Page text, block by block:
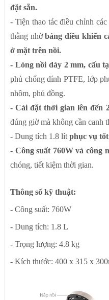
đặt sẵn.
- Tiện thao tác điều chỉnh
thằng nhờbảng điều khiển
ở mặt trên nồi.
- Lòng nồi dày 2 mm, cấu
phủ chống dính PTFE, lớp
nhôm, phủ đồng.
- Cài đặt thời gian lên đến
đúng giờ mà không cần canh
- Dung tích 1.8 lít phục vụ
- Công suất 760W và công
chóng, tiết kiệm thời gian.
Thông số kỹ thuật:
- Công suất: 760W
- Dung tích: 1.8 L
- Trọng lượng: 4.8 kg
- Kích thước: 400 x 315 x